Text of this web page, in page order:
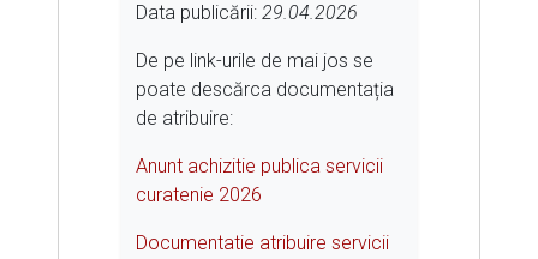
Data publicării: 29.04.2026
De pe link-urile de mai jos se
poate descărca documentația
de atribuire:
Anunt achizitie publica servicii
curatenie 2026
Documentatie atribuire servicii